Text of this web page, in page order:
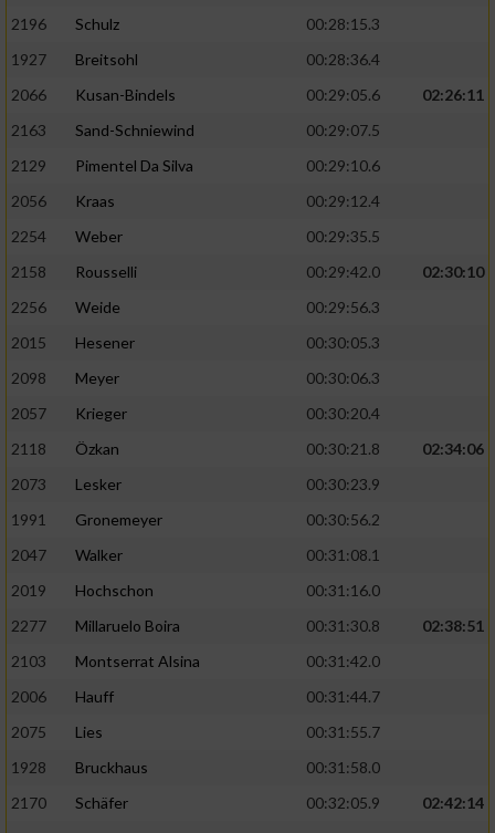
2196
Schulz
00:28:15.3
1927
Breitsohl
00:28:36.4
2066
Kusan-Bindels 00:29:05.6
02:26:11
2163
Sand-Schniewind
00:29:07.5
2129
Pimentel Da Silva
00:29:10.6
2056
Kraas
00:29:12.4
2254
Weber
00:29:35.5
2158
Rousselli 00:29:42.0
02:30:10
2256
Weide
00:29:56.3
2015
Hesener
00:30:05.3
2098
Meyer
00:30:06.3
2057
Krieger
00:30:20.4
2118
Özkan 00:30:21.8
02:34:06
2073
Lesker
00:30:23.9
1991
Gronemeyer
00:30:56.2
2047
Walker
00:31:08.1
2019
Hochschon
00:31:16.0
2277
Millaruelo Boira 00:31:30.8
02:38:51
2103
Montserrat Alsina
00:31:42.0
2006
Hauff
00:31:44.7
2075
Lies
00:31:55.7
1928
Bruckhaus
00:31:58.0
2170
Schäfer 00:32:05.9
02:42:14